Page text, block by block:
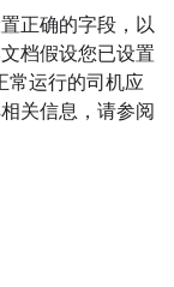
正确的字段，以
档假设您已设置
常运行的司机应
关信息，请参阅